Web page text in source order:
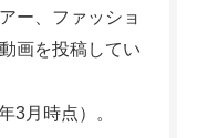
ー、ファッショ
画を投稿してい
3月時点）。